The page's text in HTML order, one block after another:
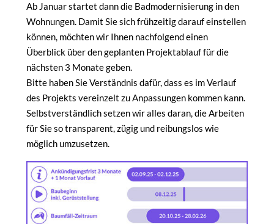
Ab Januar startet dann die Badmodernisierung in den
Wohnungen. Damit Sie sich frühzeitig darauf einstellen
können, möchten wir Ihnen nachfolgend einen
Überblick über den geplanten Projektablauf für die
nächsten 3 Monate geben.
Bitte haben Sie Verständnis dafür, dass es im Verlauf
des Projekts vereinzelt zu Anpassungen kommen kann.
Selbstverständlich setzen wir alles daran, die Arbeiten
für Sie so transparent, zügig und reibungslos wie
möglich umzusetzen.